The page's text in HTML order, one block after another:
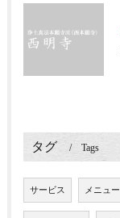
タグ Tags
サービス メニュー